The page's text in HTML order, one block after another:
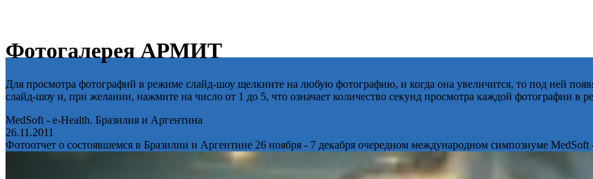
Фотогалерея АРМИТ
Для просмотра фотографий в режиме слайд-шоу щелкните на любую фотографию, и когда она увеличится, то под ней
слайд-шоу и, при желании, нажмите на число от 1 до 5, что означает количество секунд просмотра каждой фотографии в
MedSoft - e-Health. Бразилия и Аргентина
26.11.2011
Фотоотчет о состоявшемся в Бразилии и Аргентине 26 ноября - 7 декабря очередном международном симпозиуме